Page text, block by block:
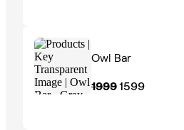
Owl Bar
19991599